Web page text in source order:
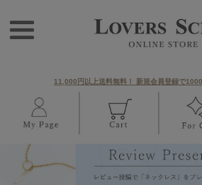
11,000円以上送料無料！ 新規会員登録で